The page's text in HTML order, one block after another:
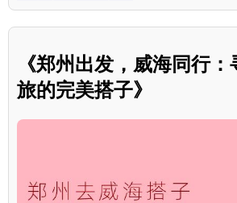
《郑州出发，威海同行
旅的完美搭子》